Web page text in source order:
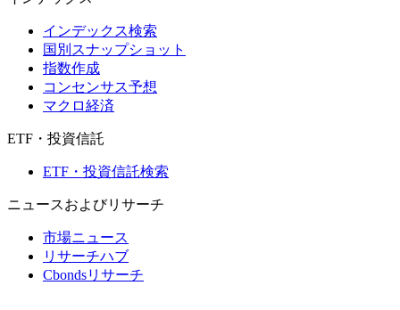
インデックス検索
国別スナップショット
指数作成
コンセンサス予想
マクロ経済
ETF・投資信託
ETF・投資信託検索
ニュースおよびリサーチ
市場ニュース
リサーチハブ
Cbondsリサーチ